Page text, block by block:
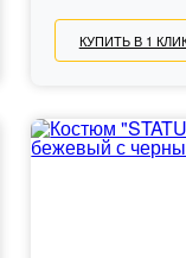
КУПИТЬ В 1